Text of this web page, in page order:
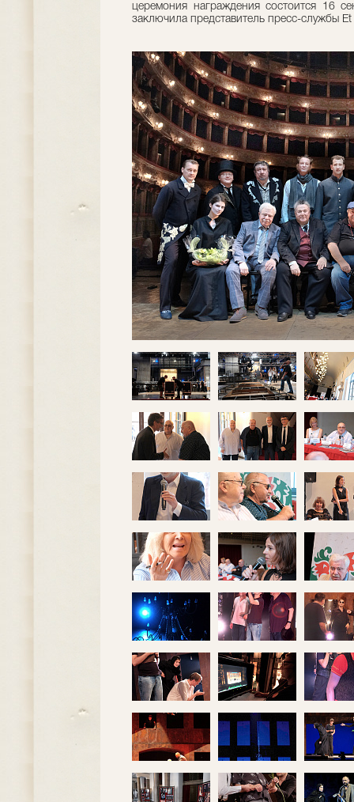
церемония награждения состоится 16
заключила представитель пресс-службы Et